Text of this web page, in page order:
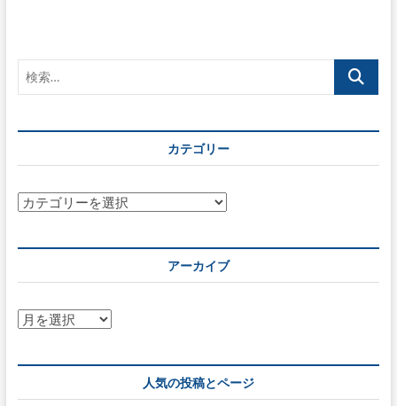
シ
ョ
ン
カテゴリー
カ
ー
アーカイブ
ア
ブ
人気の投稿とページ